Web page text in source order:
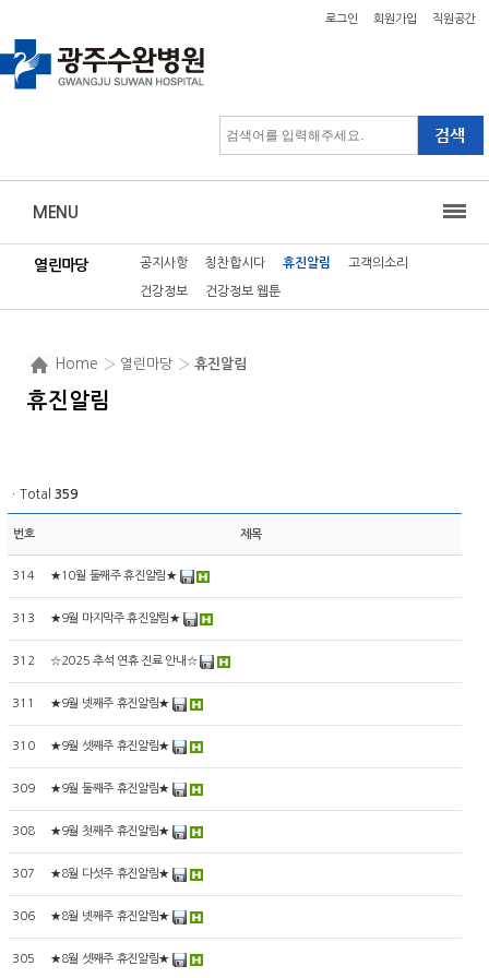
로그인 회원가입 직원공간
MENU
열린마당 공지사항 칭찬합시다 휴진알림 고객의소리
건강정보 건강정보 웹툰
Home › 열린마당 › 휴진알림
휴진알림
ㆍTotal 359
번호 제목
314 ★10월 둘째주 휴진알림★
313 ★9월 마지막주 휴진알림★
312 ☆2025 추석 연휴 진료 안내☆
311 ★9월 넷째주 휴진알림★
310 ★9월 셋째주 휴진알림★
309 ★9월 둘째주 휴진알림★
308 ★9월 첫째주 휴진알림★
307 ★8월 다섯주 휴진알림★
306 ★8월 넷째주 휴진알림★
305 ★8월 셋째주 휴진알림★